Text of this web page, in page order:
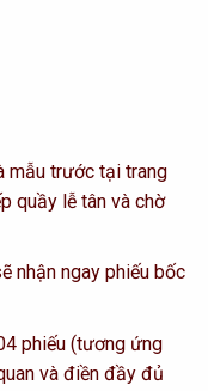
mẫu trước tại trang
quầy lễ tân và chờ
nhận ngay phiếu bốc
phiếu (tương ứng
và điền đầy đủ